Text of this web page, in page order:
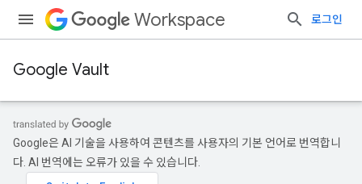
Workspace 로그인
Google Vault
Google은 AI 기술을 사용하여 콘텐츠를 사용자의 기본 언어로 번역합니
다. AI 번역에는 오류가 있을 수 있습니다.